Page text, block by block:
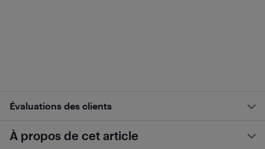
Évaluations des clients
À propos de cet article